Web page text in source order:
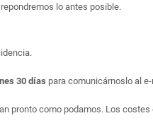
lo antes posible.
30 días para comunicárnoslo al e-
pronto como podamos. Los